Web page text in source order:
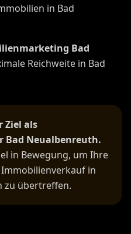
in Bad
Bad
Reichweite in Bad
Ziel als
Neualbenreuth.
in Bewegung, um Ihre
in
zu übertreffen.